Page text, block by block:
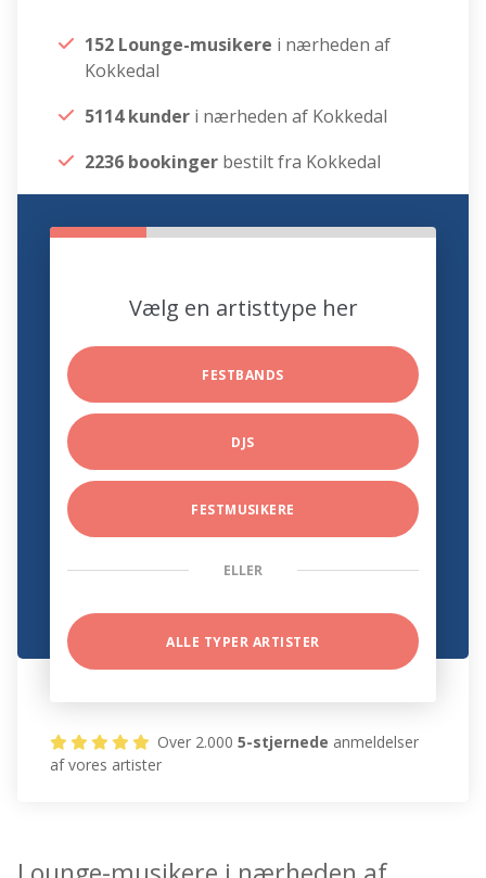
152 Lounge-musikere i nærheden af
Kokkedal
5114 kunder i nærheden af Kokkedal
2236 bookinger bestilt fra Kokkedal
Vælg en artisttype her
FESTBANDS
DJS
FESTMUSIKERE
ELLER
ALLE TYPER ARTISTER
Over 2.0005-stjernede anmeldelser
af vores artister